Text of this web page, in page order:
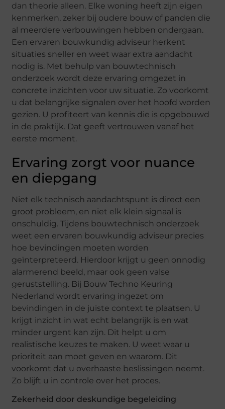
dan theorie alleen. Elke woning heeft zijn eigen
kenmerken, zeker bij oudere bouw of panden die
al meerdere verbouwingen hebben ondergaan.
Een ervaren bouwkundig adviseur herkent
situaties sneller en weet waar extra aandacht
nodig is. Met behulp van bouwtechnisch
onderzoek wordt deze ervaring omgezet in
concrete inzichten voor uw situatie. Zo voorkomt
u dat belangrijke signalen over het hoofd worden
gezien. U profiteert van kennis die is opgebouwd
in de praktijk. Dat geeft vertrouwen vanaf het
eerste moment.
Ervaring zorgt voor nuance
en diepgang
Niet elk technisch aandachtspunt is direct een
groot probleem, en niet elk klein signaal is
onschuldig. Tijdens bouwtechnisch onderzoek
weet een ervaren bouwkundig adviseur precies
hoe bevindingen moeten worden
geïnterpreteerd. Hierdoor krijgt u geen onnodig
alarmerend beeld, maar ook geen valse
geruststelling. Bij Bouw Techno Keuring
Nederland wordt ervaring ingezet om
bevindingen in de juiste context te plaatsen. U
krijgt inzicht in wat echt belangrijk is en wat
minder urgent kan zijn. Dit helpt u om
realistische keuzes te maken. U weet waar u
prioriteit aan moet geven en waarom. Dit
voorkomt dat u overhaaste beslissingen neemt.
Zo blijft u in controle over het proces.
Zekerheid door deskundige begeleiding